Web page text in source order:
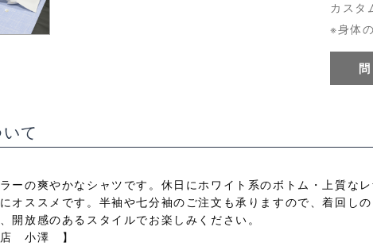
カスタ
※身体
て
ーの爽やかなシャツです。休日にホワイト系のボトム・上質な
オススメです。半袖や七分袖のご注文も承りますので、着回し
開放感のあるスタイルでお楽しみください。
店 小澤 】